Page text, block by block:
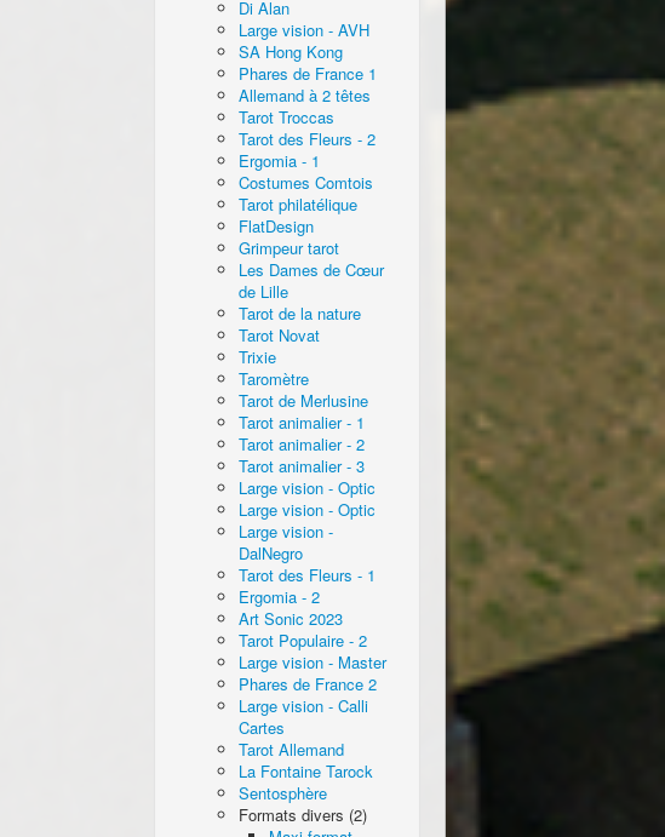
Di Alan
Large vision - AVH
SA Hong Kong
Phares de France 1
Allemand à 2 têtes
Tarot Troccas
Tarot des Fleurs - 2
Ergomia - 1
Costumes Comtois
Tarot philatélique
FlatDesign
Grimpeur tarot
Les Dames de Cœur
de Lille
Tarot de la nature
Tarot Novat
Trixie
Taromètre
Tarot de Merlusine
Tarot animalier - 1
Tarot animalier - 2
Tarot animalier - 3
Large vision - Optic
Large vision - Optic
Large vision -
DalNegro
Tarot des Fleurs - 1
Ergomia - 2
Art Sonic 2023
Tarot Populaire - 2
Large vision - Master
Phares de France 2
Large vision - Calli
Cartes
Tarot Allemand
La Fontaine Tarock
Sentosphère
Formats divers (2)